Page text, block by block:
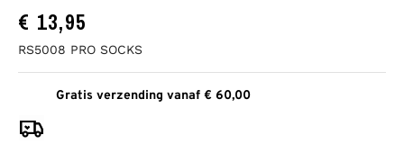
€ 13,95
RS5008 PRO SOCKS
Gratis verzending vanaf € 60,00